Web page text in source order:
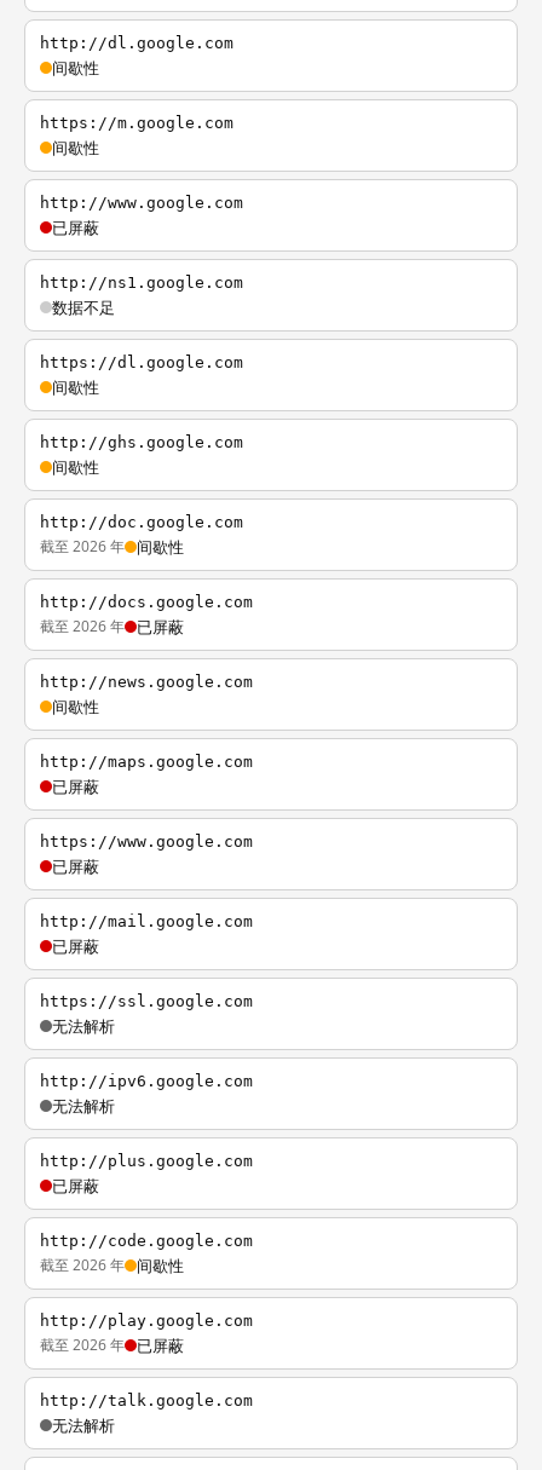
http://dl.google.com
间歇性
https://m.google.com
间歇性
http://www.google.com
已屏蔽
http://ns1.google.com
数据不足
https://dl.google.com
间歇性
http://ghs.google.com
间歇性
http://doc.google.com
截至 2026 年 间歇性
http://docs.google.com
截至 2026 年 已屏蔽
http://news.google.com
间歇性
http://maps.google.com
已屏蔽
https://www.google.com
已屏蔽
http://mail.google.com
已屏蔽
https://ssl.google.com
无法解析
http://ipv6.google.com
无法解析
http://plus.google.com
已屏蔽
http://code.google.com
截至 2026 年 间歇性
http://play.google.com
截至 2026 年 已屏蔽
http://talk.google.com
无法解析